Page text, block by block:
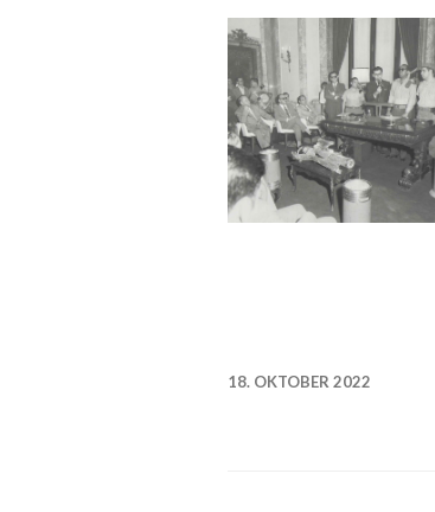
18. OKTOBER 2022